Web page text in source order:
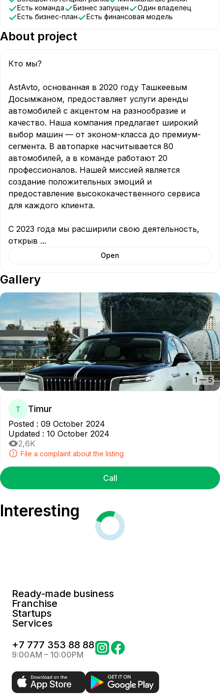
Есть команда
Бизнес запущен
Один владелец
Есть бизнес-план
Есть финансовая модель
About project
Кто мы?
AstAvto, основанная в 2020 году Ташкеевым
Досымжаном, предоставляет услуги аренды
автомобилей с акцентом на разнообразие и
качество. Наша компания предлагает широкий
выбор машин — от эконом-класса до премиум-
сегмента. В автопарке насчитывается 80
автомобилей, а в команде работают 20
профессионалов. Нашей миссией является
создание положительных эмоций и
предоставление высококачественного сервиса
для каждого клиента.
С 2023 года мы расширили свою деятельность,
открыв ...
Open
Gallery
1 —5
T Timur
Posted : 09 October 2024
Updated : 10 October 2024
2,6K
File a complaint about the listing
Call
Interesting
Ready-made business
Franchise
Startups
Services
+7 777 353 88 88
9:00AM – 10:00PM